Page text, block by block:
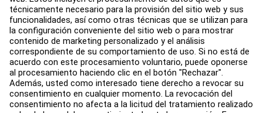
Centro de servicios
Centro de Educación
Quiénes somos
Buscar un distribuidor
Encuentra una tienda